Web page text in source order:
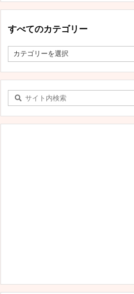
すべてのカテゴリー
べ
の
ゴ
リ
ー